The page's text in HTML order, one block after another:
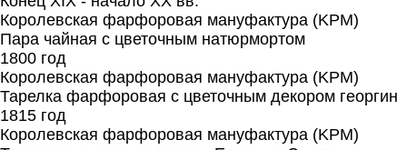
Королевская фарфоровая мануфактура (KPM)
Пара чайная с цветочным натюрмортом
1800 год
Королевская фарфоровая мануфактура (KPM)
Тарелка фарфоровая с цветочным декором георгин
1815 год
Королевская фарфоровая мануфактура (KPM)